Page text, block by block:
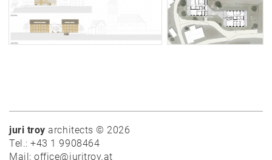
Skizzenbücher
Hammerkollektion
Jobs
juri troy architects © 2026
Tel.: +43 1 9908464
Mail: office@juritroy.at